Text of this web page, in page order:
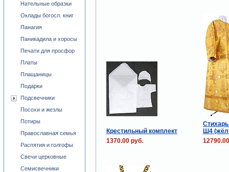
Крестильный комплект
Ш4
1370.00 руб.
Нательные образки
Оклады богосл. книг
Панагия
Паникадила и хоросы
Печати для просфор
Платы
Плащаницы
Подарки
Подсвечники
Посохи и жезлы
Потиры
Православная семья
Распятия и голгофы
Свечи церковные
Семисвечники